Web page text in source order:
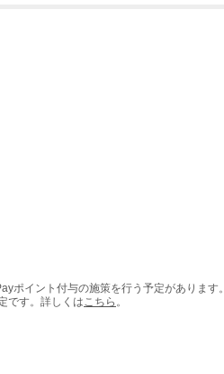
ポイント付与の施策を行う予定があります。
です。詳しくは こちら 。